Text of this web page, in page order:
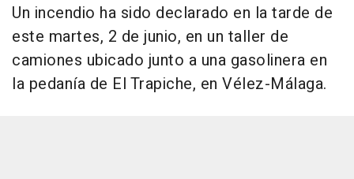
Un incendio ha sido declarado en la tarde de
este martes, 2 de junio, en un taller de
camiones ubicado junto a una gasolinera en
la pedanía de El Trapiche, en Vélez-Málaga.